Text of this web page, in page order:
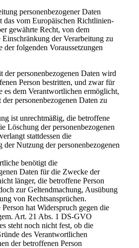
personenbezogener Daten
das vom Europäischen Richtlinien-
gewährte Recht, von dem
der Verarbeitung zu
der folgenden Voraussetzungen
der personenbezogenen Daten wird
Person bestritten, und zwar für
es dem Verantwortlichen ermöglicht,
personenbezogenen Daten zu
ist unrechtmäßig, die betroffene
Löschung der personenbezogenen
stattdessen die
der Nutzung der personenbezogenen
benötigt die
Daten für die Zwecke der
länger, die betroffene Person
zur Geltendmachung, Ausübung
von Rechtsansprüchen.
hat Widerspruch gegen die
Art. 21 Abs. 1 DS-GVO
steht noch nicht fest, ob die
des Verantwortlichen
der betroffenen Person